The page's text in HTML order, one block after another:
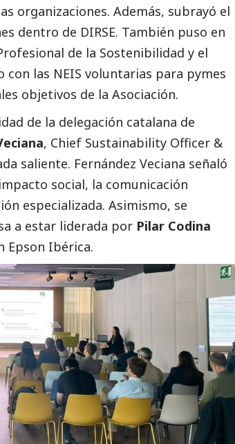
organizaciones. Además, subrayó el
dentro de DIRSE. También puso en
de la Sostenibilidad y el
las NEIS voluntarias para pymes
objetivos de la Asociación.
de la delegación catalana de
, Chief Sustainability Officer &
saliente. Fernández Veciana señaló
social, la comunicación
especializada. Asimismo, se
a estar liderada por Pilar Codina
Epson Ibérica.